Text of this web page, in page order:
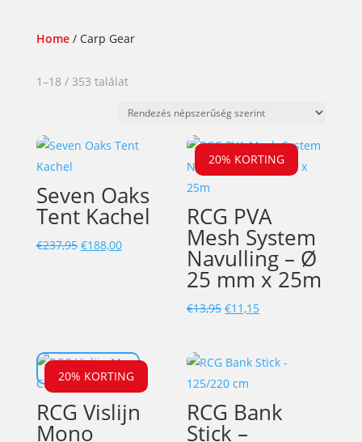
Home/ Carp Gear
1–18 / 353 találatSorted
popularity
Seven Oaks
Tent Kachel
€237,95 Oorspronkelijke
€188,00Huidige
20% KORTING
RCG PVA
Mesh System
Navulling – Ø
25 mm x 25m
€13,95 Oorspronkelijke
€13,95.
€11,15Huidige
€11,15.
20% KORTING
RCG Vislijn
Mono
RCG Bank
Stick –